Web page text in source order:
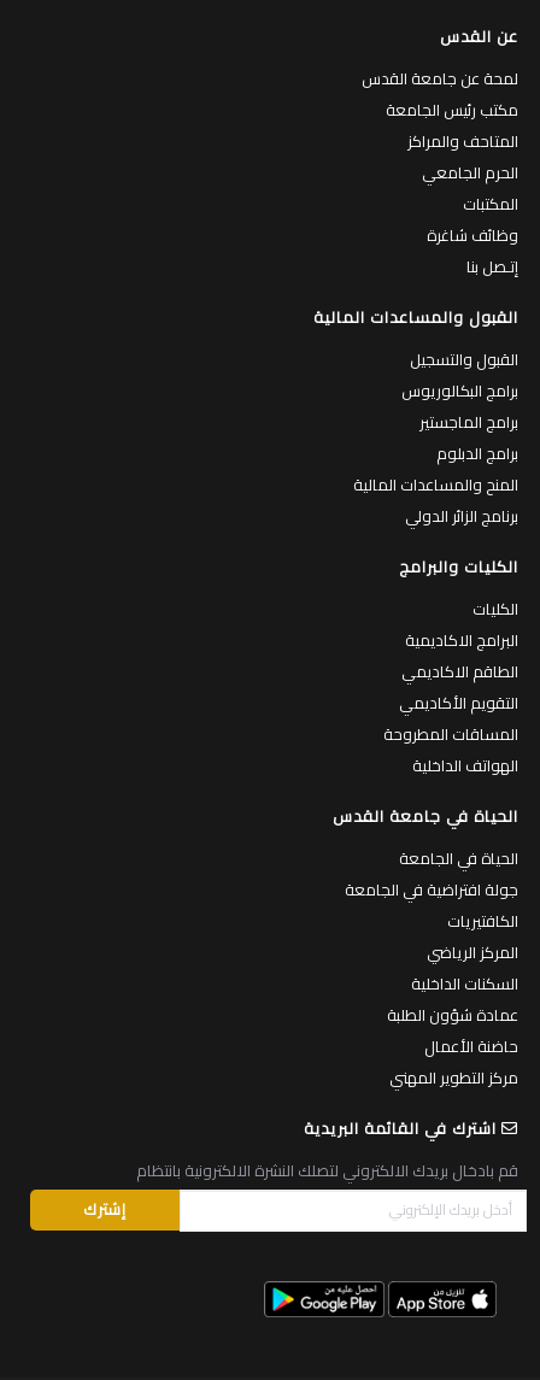
عن القدس
لمحة عن جامعة القدس
مكتب رئيس الجامعة
المتاحف والمراكز
الحرم الجامعي
المكتبات
وظائف شاغرة
إتـصل بنا
القبول والمساعدات المالية
القبول والتسجيل
برامج البكالوريوس
برامج الماجستير
برامج الدبلوم
المنح والمساعدات المالية
برنامج الزائر الدولي
الكليات والبرامج
الكليات
البرامج الاكاديمية
الطاقم الاكاديمي
التقويم الأكاديمي
المساقات المطروحة
الهواتف الداخلية
الحياة في جامعة القدس
الحياة في الجامعة
جولة افتراضية في الجامعة
الكافتيريات
المركز الرياضي
السكنات الداخلية
عمادة شؤون الطلبة
حاضنة الأعمال
مركز التطوير المهني
اشترك في القائمة البريدية
قم بادخال بريدك الالكتروني لتصلك النشرة الالكترونية بانتظام